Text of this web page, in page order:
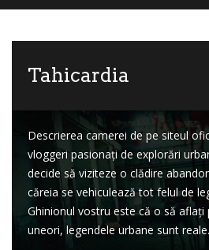
Tahicardia
Descrierea camerei de pe siteul
vloggeri pasionați de explorări
decide să viziteze o clădire
căreia se vehiculează tot felul de
Ghinionul vostru este că o să aflați
uneori, legendele urbane sunt reale.